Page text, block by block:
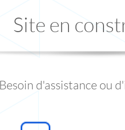
Site en
Besoin d'assistance ou